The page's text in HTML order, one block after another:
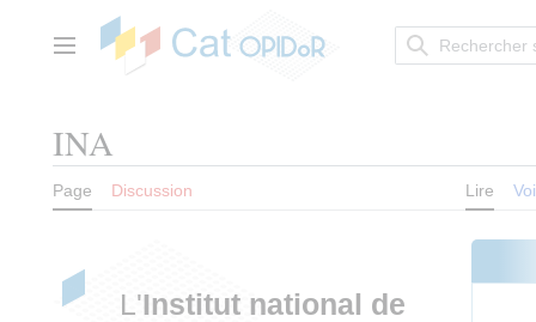
contenuMenu principal
INA
Page Discussion Lire
L'Institut national de